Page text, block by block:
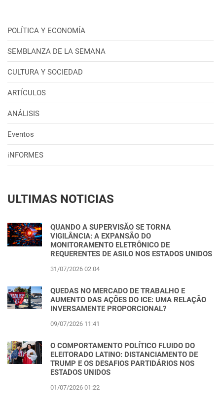
POLÍTICA Y ECONOMÍA
SEMBLANZA DE LA SEMANA
CULTURA Y SOCIEDAD
ARTÍCULOS
ANÁLISIS
Eventos
iNFORMES
ULTIMAS NOTICIAS
QUANDO A SUPERVISÃO SE TORNA
VIGILÂNCIA: A EXPANSÃO DO
MONITORAMENTO ELETRÔNICO DE
REQUERENTES DE ASILO NOS ESTADOS UNIDOS
31/07/2026 02:04
QUEDAS NO MERCADO DE TRABALHO E
AUMENTO DAS AÇÕES DO ICE: UMA RELAÇÃO
INVERSAMENTE PROPORCIONAL?
09/07/2026 11:41
O COMPORTAMENTO POLÍTICO FLUIDO DO
ELEITORADO LATINO: DISTANCIAMENTO DE
TRUMP E OS DESAFIOS PARTIDÁRIOS NOS
ESTADOS UNIDOS
01/07/2026 01:22